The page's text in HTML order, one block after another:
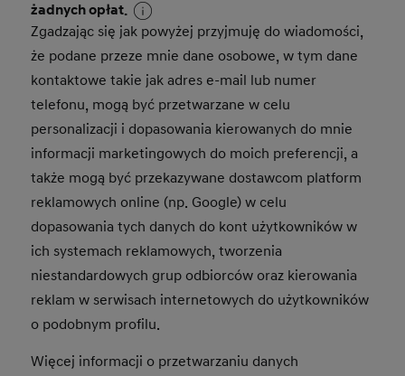
żadnych opłat.
Zgadzając się jak powyżej przyjmuję do wiadomości,
że podane przeze mnie dane osobowe, w tym dane
kontaktowe takie jak adres e-mail lub numer
telefonu, mogą być przetwarzane w celu
personalizacji i dopasowania kierowanych do mnie
informacji marketingowych do moich preferencji, a
także mogą być przekazywane dostawcom platform
reklamowych online (np. Google) w celu
dopasowania tych danych do kont użytkowników w
ich systemach reklamowych, tworzenia
niestandardowych grup odbiorców oraz kierowania
reklam w serwisach internetowych do użytkowników
o podobnym profilu.
Więcej informacji o przetwarzaniu danych